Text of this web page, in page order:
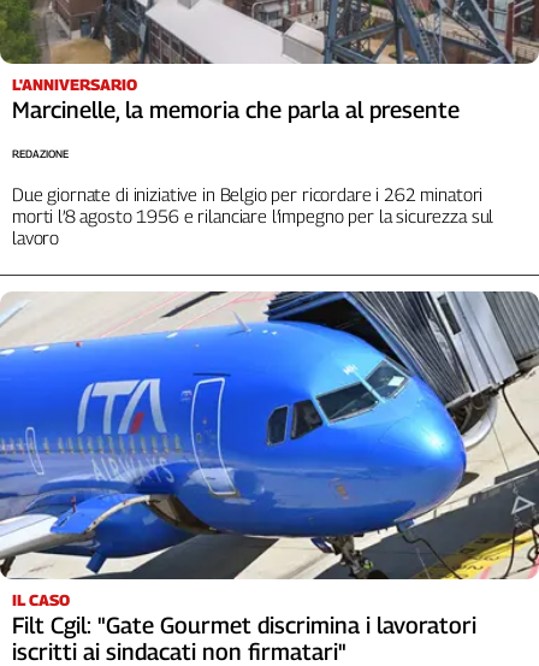
L'Italia
nel
Lavoro
Molise
Alto
Adige
Basilicata
Calabria
Campania
Romagna
Friuli
Venezia
Giulia
Lazio
Liguria
Lombardia
Marche
Piemonte
L'ANNIVERSARIO
Marcinelle, la memoria che parla al presente
Due giornate di iniziative in Belgio per ricordare i 262 minatori
morti l’8 agosto 1956 e rilanciare l’impegno per la sicurezza sul
lavoro
REDAZIONE
IL CASO
Filt Cgil: "Gate Gourmet discrimina i lavoratori
iscritti ai sindacati non firmatari"